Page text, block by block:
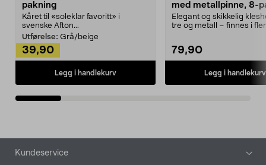
pakning
Kåret til «soleklar favoritt» i
svenske Afton...
Utførelse: Grå/beige
39,90
Legg i handlekurv
med metallpinne, 8-
Elegant og skikkelig
tre og metall – finnes i
79,90
Legg i handlekurv
Bunntekst
Kundeservice